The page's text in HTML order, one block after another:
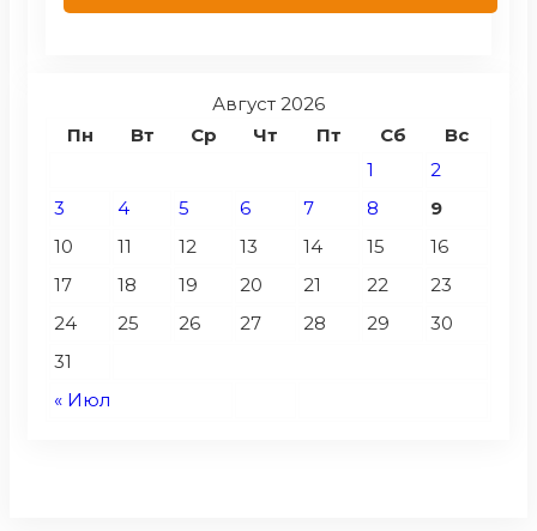
Август 2026
Пн
Вт Ср Чт Пт Сб Вс
« Июл
1
2
3
4 5 6 7 8
9
10
11 12 13 14 15
16
17
18 19 20 21 22
23
24
25 26 27 28 29
30
31